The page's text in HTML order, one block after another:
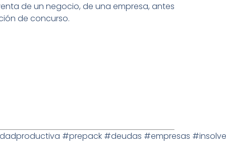
de un negocio, de una empresa, antes
de concurso.
#prepack #deudas #empresas